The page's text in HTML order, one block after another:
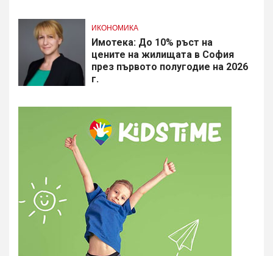
ИКОНОМИКА
Имотека: До 10% ръст на
цените на жилищата в София
през първото полугодие на 2026
г.